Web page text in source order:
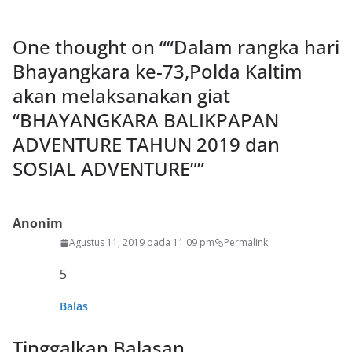
One thought on ““Dalam rangka hari
Bhayangkara ke-73,Polda Kaltim
akan melaksanakan giat
“BHAYANGKARA BALIKPAPAN
ADVENTURE TAHUN 2019 dan
SOSIAL ADVENTURE””
Anonim
Agustus 11, 2019 pada 11:09 pm Permalink
5
Balas